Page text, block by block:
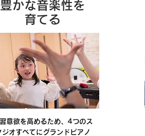
豊かな音楽性を
育てる
意欲を高めるため、4つのス
ジオすべてにグランドピアノ